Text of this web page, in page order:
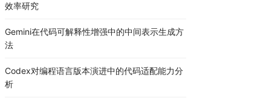
效率研究
Gemini在代码可解释性增强中的中间表示生成方
法
Codex对编程语言版本演进中的代码适配能力分
析